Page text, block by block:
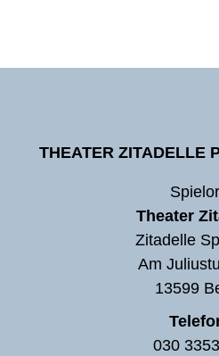
THEATER ZITADELLE
Theater
Zitadelle
Am
13599
030